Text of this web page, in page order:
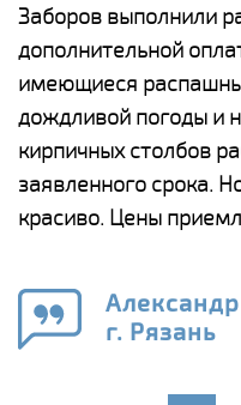
Заборов выполнили
дополнительной
имеющиеся
дождливой погоды и
кирпичных столбов
заявленного срока.
красиво. Цены
г. Рязань